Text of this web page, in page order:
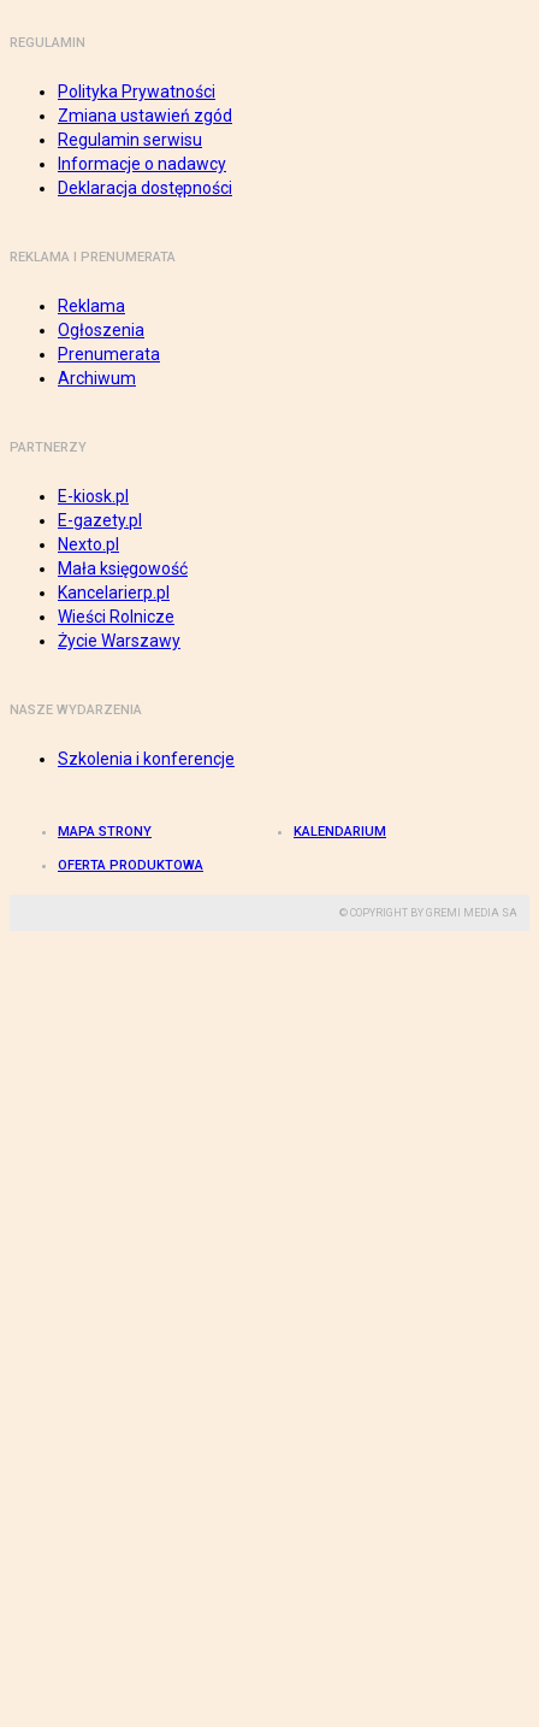
REGULAMIN
Polityka Prywatności
Zmiana ustawień zgód
Regulamin serwisu
Informacje o nadawcy
Deklaracja dostępności
REKLAMA I PRENUMERATA
Reklama
Ogłoszenia
Prenumerata
Archiwum
PARTNERZY
E-kiosk.pl
E-gazety.pl
Nexto.pl
Mała księgowość
Kancelarierp.pl
Wieści Rolnicze
Życie Warszawy
NASZE WYDARZENIA
Szkolenia i konferencje
MAPA STRONY KALENDARIUM
OFERTA PRODUKTOWA
© COPYRIGHT BY GREMI MEDIA SA